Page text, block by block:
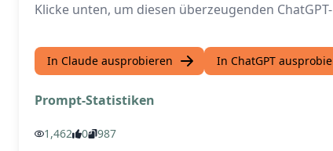
Klicke unten, um diesen überzeugenden
In Claude ausprobieren In ChatGPT
Prompt-Statistiken
1,462 0 987